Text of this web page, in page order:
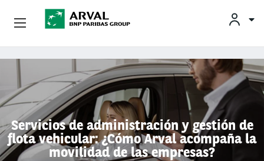
Pasar al contenido principal
Servicios de administración y gestión de
flota vehicular: ¿Cómo Arval acompaña la
movilidad de las empresas?
Empresas
Socios Estratégicos
Sobre Arval
Servicios Al Conductor